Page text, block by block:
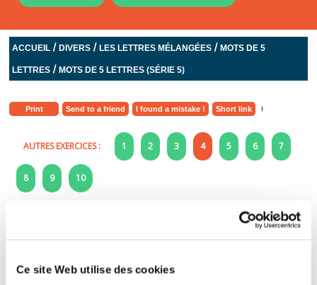
Ce site Web utilise des cookies
ACCUEIL /DIVERS /LES LETTRES MÉLANGÉES /MOTS DE 5
LETTRES /MOTS DE 5 LETTRES (SÉRIE 5)
Print Send to a friend I found a mistake ! Short link
AUTRES EXERCICES : 1 2 3 4 5 6 7
8 9 10
4 - Lettres mélangées : Mot de 5 lettres
mot.